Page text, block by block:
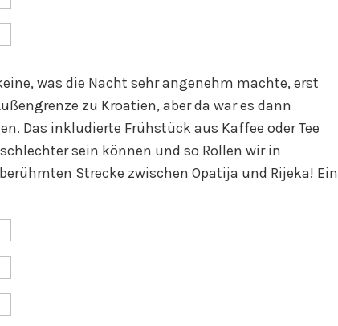
was die Nacht sehr angenehm machte, erst
zu Kroatien, aber da war es dann
Das inkludierte Frühstück aus Kaffee oder Tee
sein können und so Rollen wir in
Strecke zwischen Opatija und Rijeka! Ein